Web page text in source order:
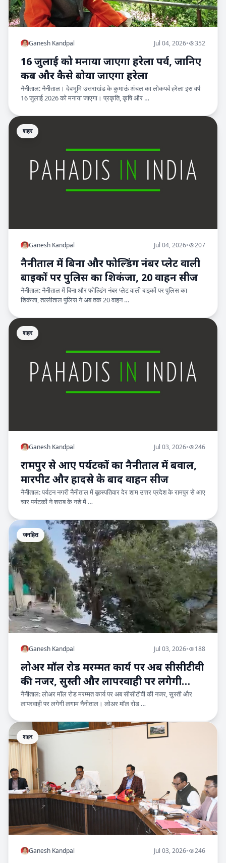
Ganesh Kandpal Jul 04, 2026• 352
16 जुलाई को मनाया जाएगा हरेला पर्व, जानिए
कब और कैसे बोया जाएगा हरेला
नैनीताल: नैनीताल। देवभूमि उत्तराखंड के कुमाऊं अंचल का लोकपर्व हरेला इस वर्ष
16 जुलाई 2026 को मनाया जाएगा। प्रकृति, कृषि और …
शहर
Ganesh Kandpal Jul 04, 2026• 207
नैनीताल में बिना और फोल्डिंग नंबर प्लेट वाली
बाइकों पर पुलिस का शिकंजा, 20 वाहन सीज
नैनीताल: नैनीताल में बिना और फोल्डिंग नंबर प्लेट वाली बाइकों पर पुलिस का
शिकंजा, तल्लीताल पुलिस ने अब तक 20 वाहन …
शहर
Ganesh Kandpal Jul 03, 2026• 246
रामपुर से आए पर्यटकों का नैनीताल में बवाल,
मारपीट और हादसे के बाद वाहन सीज
नैनीताल: पर्यटन नगरी नैनीताल में बृहस्पतिवार देर शाम उत्तर प्रदेश के रामपुर से आए
चार पर्यटकों ने शराब के नशे में …
जनहित
Ganesh Kandpal Jul 03, 2026• 188
लोअर मॉल रोड मरम्मत कार्य पर अब सीसीटीवी
की नजर, सुस्ती और लापरवाही पर लगेगी
लगाम
नैनीताल: लोअर मॉल रोड मरम्मत कार्य पर अब सीसीटीवी की नजर, सुस्ती और
लापरवाही पर लगेगी लगाम नैनीताल। लोअर मॉल रोड …
शहर
Ganesh Kandpal Jul 03, 2026• 246